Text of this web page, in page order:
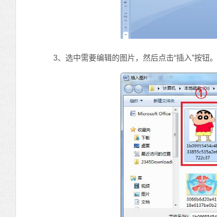
3、选中需要编辑的图片，然后点击“插入”按钮。